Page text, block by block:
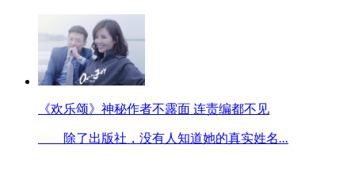
《欢乐颂》神秘作者不露面 连责编都不见
除了出版社，没有人知道她的真实姓名...